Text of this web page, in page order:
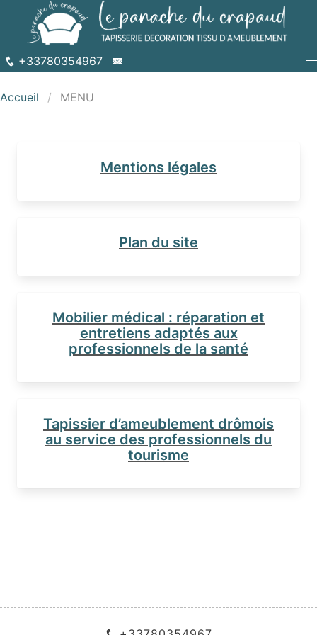
+33780354967
Accueil MENU
Mentions légales
Plan du site
Mobilier médical : réparation et
entretiens adaptés aux
professionnels de la santé
Tapissier d’ameublement drômois
au service des professionnels du
tourisme